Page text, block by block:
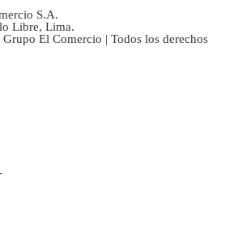
S.A.
Libre, Lima.
El Comercio | Todos los derechos